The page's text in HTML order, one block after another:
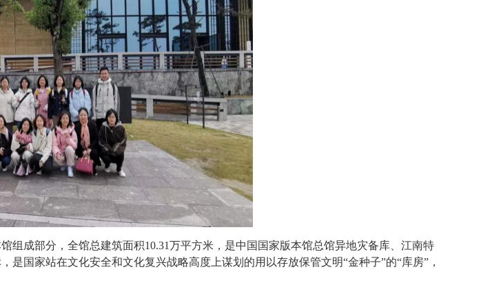
组成部分，全馆总建筑面积10.31万平方米，是中国国家版本馆总馆异地灾备库、江南特
国家站在文化安全和文化复兴战略高度上谋划的用以存放保管文明“金种子”的“库房”，